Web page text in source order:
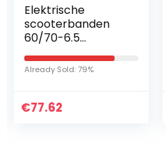
Elektrische
scooterbanden
60/70-6.5
Explosieveilige
vacuümbanden
Verdikte antislip
Geschikte
Already Sold: 79%
€77.62